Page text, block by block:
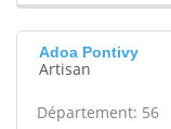
Adoa Pontivy
Artisan
Département: 56